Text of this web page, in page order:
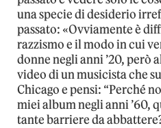
una specie di desiderio
passato: «Ovviamente è
razzismo e il modo in cui
donne negli anni ’20, però
video di un musicista che
Chicago e pensi: “Perché
miei album negli anni ’60,
tante barriere da